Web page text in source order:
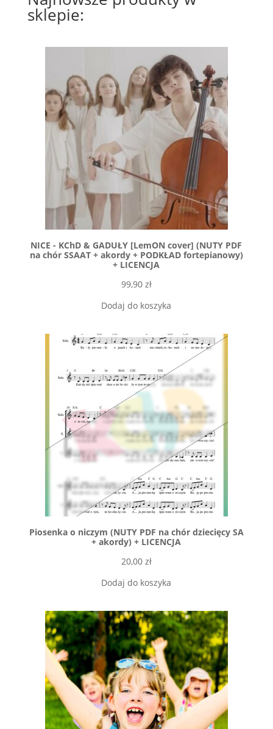
sklepie:
NICE - KChD & GADUŁY [LemON cover] (NUTY PDF
na chór SSAAT + akordy + PODKŁAD fortepianowy)
+ LICENCJA
99,90 zł
Dodaj do koszyka
Piosenka o niczym (NUTY PDF na chór dziecięcy SA
+ akordy) + LICENCJA
20,00 zł
Dodaj do koszyka